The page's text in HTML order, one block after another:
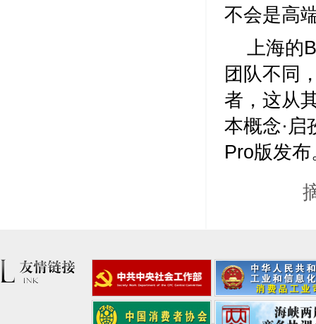
不会是高
上海的
团队不同
者，这从
本概念·启
Pro版发布